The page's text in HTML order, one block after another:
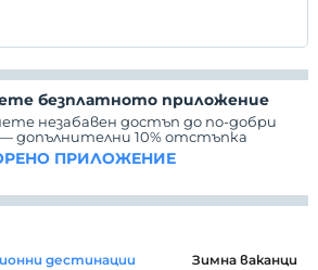
безплатното приложение
незабавен достъп до по-добри
допълнителни 10% отстъпка
ПРИЛОЖЕНИЕ
дестинации Зимна ваканция